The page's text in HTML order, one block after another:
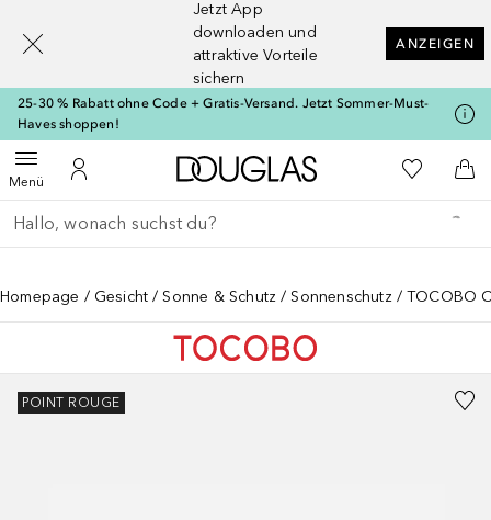
Jetzt App
downloaden und
attraktive Vorteile
sichern
ANZEIGEN
25-30 % Rabatt ohne Code + Gratis-Versand. Jetzt Sommer-Must-
Haves shoppen!
MenüMenü öffnenZu Meinem Kundenkonto
Zur Douglas Startseite
Zu Meiner
Gehe zurück
Suche ausführen
Homepage Gesicht Sonne & Schutz Sonnenschutz TOCOBO
POINT ROUGE
[navigation.slideout.screenreader]